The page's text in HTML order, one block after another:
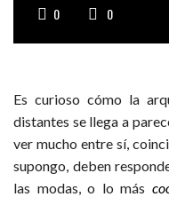
0 0
Es curioso cómo la
distantes se llega a
ver mucho entre sí,
supongo, deben
las modas, o lo más